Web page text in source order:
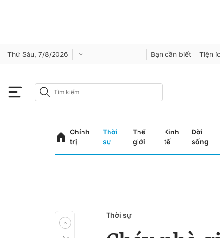
Thứ Sáu, 7/8/2026 Bạn cần biết Tiện
Chính
trị
Thời
sự
Thế
giới
Kinh
tế
Đời
sống
Thời sự